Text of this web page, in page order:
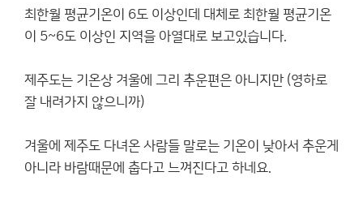
최한월 평균기온이 6도 이상인데 대체로 최한월 평균기온
이 5~6도 이상인 지역을 아열대로 보고있습니다.
제주도는 기온상 겨울에 그리 추운편은 아니지만 (영하로
잘 내려가지 않으니까)
겨울에 제주도 다녀온 사람들 말로는 기온이 낮아서 추운게
아니라 바람때문에 춥다고 느껴진다고 하네요.